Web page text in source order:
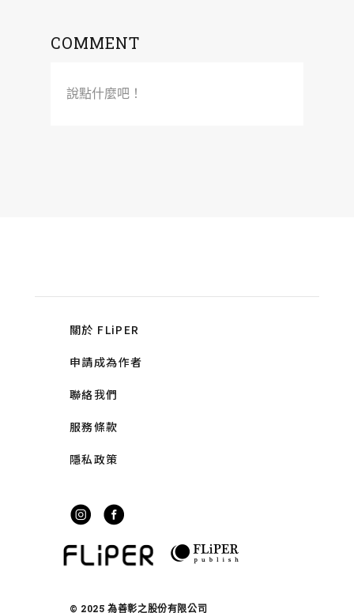
COMMENT
說點什麼吧！
關於 FLiPER
申請成為作者
聯絡我們
服務條款
隱私政策
© 2025 為善彰之股份有限公司